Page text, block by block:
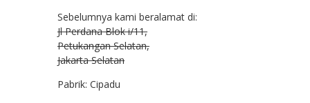
Sebelumnya kami beralamat di:
Jl Perdana Blok i/11,
Petukangan Selatan,
Jakarta Selatan
Pabrik: Cipadu